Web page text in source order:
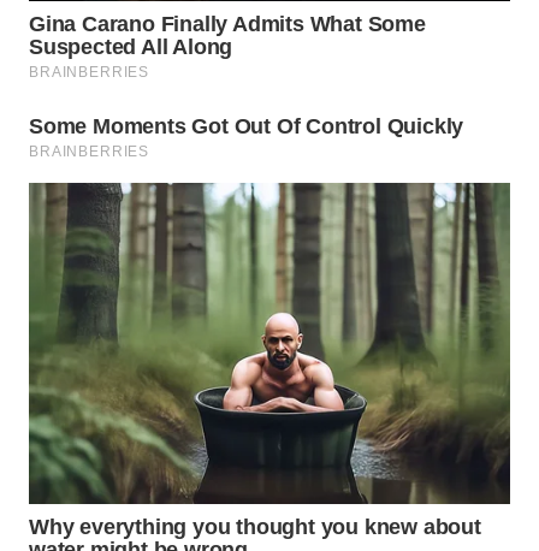
WN
KARAWANG
WN
BEKASI
WN
BOGOR
WN
DEPOK
WN
TAPANULI
UTARA
SAMOSIR